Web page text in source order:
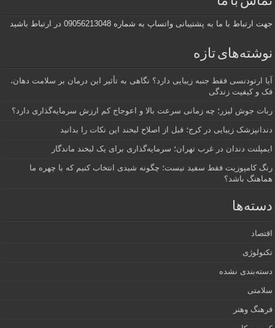
جهت ارتباط با ما به پشتیبانی واتساپ به شماره 09056213048 در ارتباط باشید
نوشته‌های تازه
آیا ارتودنسی فقط جنبه زیبایی دارد؟ نگاهی به تأثیر این درمان بر سلامت دهان،
فک و کیفیت زندگی
ربات جوش لیزر؛ چه زمانی سرعت بالا و اعوجاج کم ارزش سرمایه‌گذاری دارد؟
دندانپزشک زیبایی در کرج؛ قبل از اصلاح لبخند این نکات را بدانید
ایمپلنت دندان در غرب تهران؛ سرمایه‌گذاری برای یک لبخند ماندگار
رنگ کامپوزیت فقط سفید نیست؛ چگونه شیدی انتخاب کنیم که با چهره ما
هماهنگ باشد؟
دسته‌ها
اقتصاد
تکنولوژی
دسته‌بندی نشده
سلامتی
فرهنگ وهنر